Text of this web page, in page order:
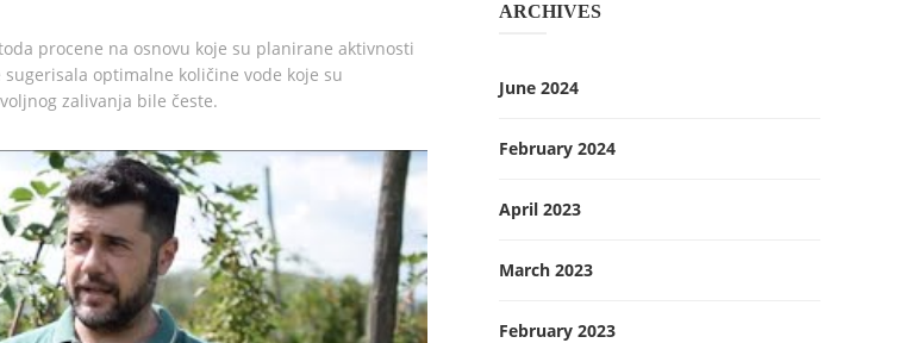
procene na osnovu koje su planirane aktivnosti
optimalne količine vode koje su
zalivanja bile česte.
ARCHIVES
June 2024
February 2024
April 2023
March 2023
February 2023